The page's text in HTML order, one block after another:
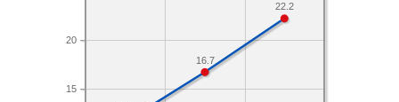
15
20
22.2
16.7